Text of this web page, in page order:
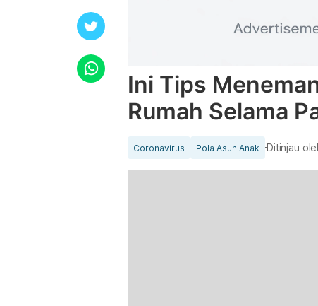
Ini Tips
Rumah Selama
Coronavirus Pola Asuh Anak Ditinjau